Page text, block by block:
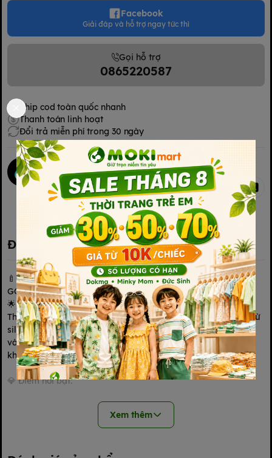
Facebook
Giải đáp và hỗ trợ ngay tức thì
Gọi hỗ trợ
0865220587
Ship cod toàn quốc nhanh
Thanh toán linh hoạt
Đổi trả miễn phí trong 30 ngày
Mokimart Office
Kết nối với chúng tôi
Kết nối với chúng tôi
Chia sẻ
Đặc điểm nổi bật
🍼 THÌA ĂN DẶM SILICON KÈM HỘP KÍN KICHILACHI –
GỌN GÀNG, AN TOÀN, MẸ YÊN TÂM BÉ ĂN NGON! 🌿💙
🌟 Bé tập ăn dễ dàng – Mẹ mang theo siêu tiện lợi!
Thìa ăn dặm Kichilachi với thiết kế mềm mại, phần đầu làm từ
silicon y tế thân thiện với nướu nhạy cảm, tay cầm chắc chắn
và đặc biệt là có hộp đựng riêng – sạch sẽ, an toàn tuyệt đối
khi mang ra ngoài.
💎 Điểm nổi bật:
Đầu thìa silicon siêu mềm, bo tròn, không làm đau nướu, không
Xem thêm